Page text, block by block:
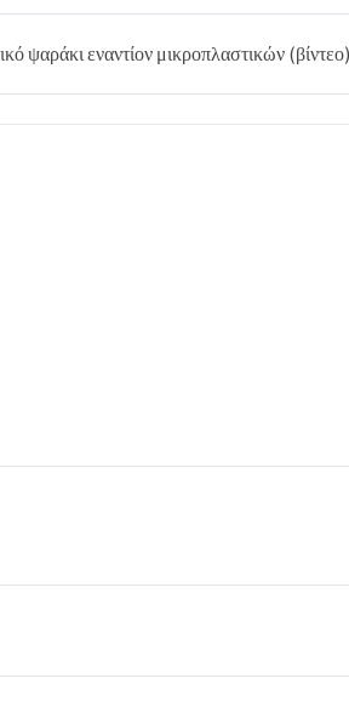
ψαράκι εναντίον μικροπλαστικών (βίντεο)